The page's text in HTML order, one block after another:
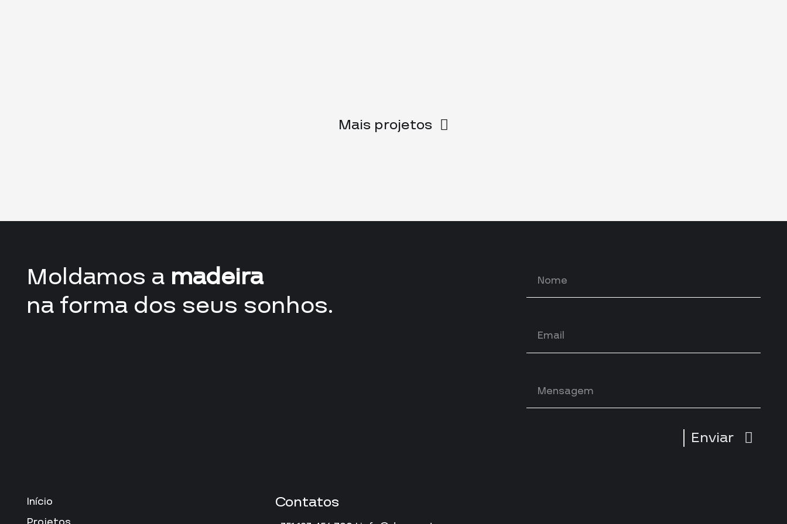
Mais projetos
Moldamos a madeira
na forma dos seus sonhos.
Enviar
Início
Contatos